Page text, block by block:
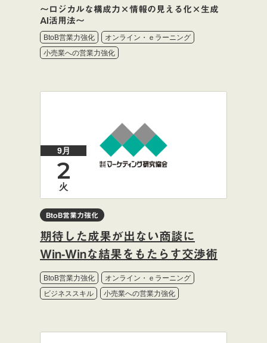
～ロジカルな構成力×情報の見える化×生成
AI活用法～
BtoB営業力強化
オンライン・ｅラーニング
小売業への営業力強化
9月
2
火
BtoB営業力強化
期待した成果が出ない商談に
Win-Winな結果をもたらす交渉術
BtoB営業力強化
オンライン・ｅラーニング
ビジネススキル
小売業への営業力強化